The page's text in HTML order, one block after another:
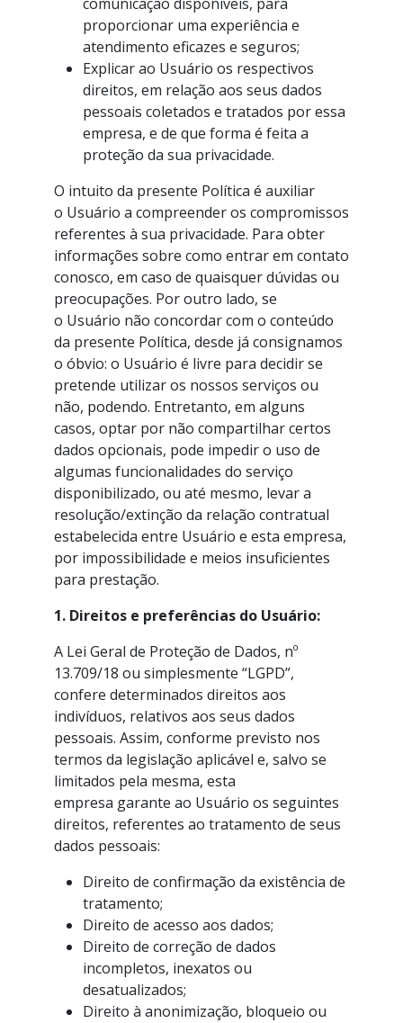
proporcionar uma experiência e
atendimento eficazes e seguros;
Explicar ao Usuário os respectivos
direitos, em relação aos seus dados
pessoais coletados e tratados por essa
empresa, e de que forma é feita a
proteção da sua privacidade.
O intuito da presente Política é auxiliar
o Usuário a compreender os compromissos
referentes à sua privacidade. Para obter
informações sobre como entrar em contato
conosco, em caso de quaisquer dúvidas ou
preocupações. Por outro lado, se
o Usuário não concordar com o conteúdo
da presente Política, desde já consignamos
o óbvio: o Usuário é livre para decidir se
pretende utilizar os nossos serviços ou
não, podendo. Entretanto, em alguns
casos, optar por não compartilhar certos
dados opcionais, pode impedir o uso de
algumas funcionalidades do serviço
disponibilizado, ou até mesmo, levar a
resolução/extinção da relação contratual
estabelecida entre Usuário e esta empresa,
por impossibilidade e meios insuficientes
para prestação.
1. Direitos e preferências do Usuário:
A Lei Geral de Proteção de Dados, nº
13.709/18 ou simplesmente “LGPD”,
confere determinados direitos aos
indivíduos, relativos aos seus dados
pessoais. Assim, conforme previsto nos
termos da legislação aplicável e, salvo se
limitados pela mesma, esta
empresa garante ao Usuário os seguintes
direitos, referentes ao tratamento de seus
dados pessoais:
Direito de confirmação da existência de
tratamento;
Direito de acesso aos dados;
Direito de correção de dados
incompletos, inexatos ou
desatualizados;
Direito à anonimização, bloqueio ou